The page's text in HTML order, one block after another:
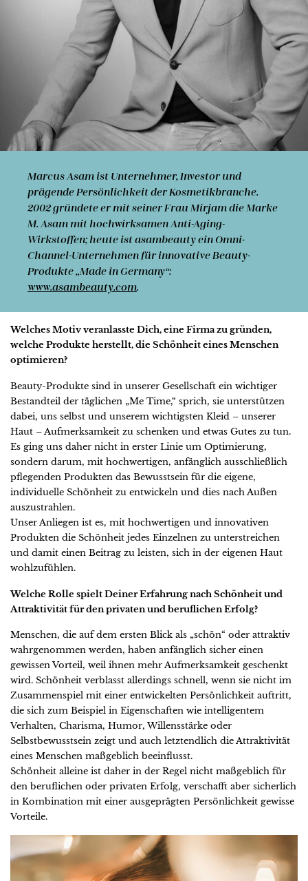
Marcus Asam ist Unternehmer, Investor und
prägende Persönlichkeit der Kosmetik­branche.
2002 gründete er mit seiner Frau Mirjam die Marke
M. Asam mit hochwirksamen Anti-Aging-
Wirkstoffen; heute ist asambeauty ein Omni-
Channel-Unternehmen für innovative Beauty-
Produkte „Made in Germany“:
www.asambeauty.com.
Welches Motiv veranlasste Dich, eine Firma zu gründen,
welche Produkte herstellt, die Schönheit eines Menschen
optimieren?
Beauty-Produkte sind in unserer Gesellschaft ein wichtiger
Bestandteil der täglichen „Me Time,“ sprich, sie unterstützen
dabei, uns selbst und unserem wichtigsten Kleid – unserer
Haut – Aufmerksamkeit zu schenken und etwas Gutes zu tun.
Es ging uns daher nicht in erster Linie um Optimierung,
sondern darum, mit hochwertigen, anfänglich ausschließlich
pflegenden Produkten das Bewusstsein für die eigene,
individuelle Schönheit zu entwickeln und dies nach Außen
auszustrahlen.
Unser Anliegen ist es, mit hochwertigen und innovativen
Produkten die Schönheit jedes Einzelnen zu unterstreichen
und damit einen Beitrag zu leisten, sich in der eigenen Haut
wohlzufühlen.
Welche Rolle spielt Deiner Erfahrung nach Schönheit und
Attraktivität für den privaten und beruflichen Erfolg?
Menschen, die auf dem ersten Blick als „schön“ oder attraktiv
wahrgenommen werden, haben anfänglich sicher einen
gewissen Vorteil, weil ihnen mehr Aufmerksamkeit geschenkt
wird. Schönheit verblasst allerdings schnell, wenn sie nicht im
Zusammenspiel mit einer entwickelten Persönlichkeit auftritt,
die sich zum Beispiel in Eigenschaften wie intelligentem
Verhalten, Charisma, Humor, Willensstärke oder
Selbstbewusstsein zeigt und auch letztendlich die Attraktivität
eines Menschen maßgeblich beeinflusst.
Schönheit alleine ist daher in der Regel nicht maßgeblich für
den beruflichen oder privaten Erfolg, verschafft aber sicherlich
in Kombination mit einer ausgeprägten Persönlichkeit gewisse
Vorteile.